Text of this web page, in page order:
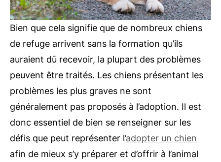
Bien que cela signifie que de nombreux chiens
de refuge arrivent sans la formation qu’ils
auraient dû recevoir, la plupart des problèmes
peuvent être traités. Les chiens présentant les
problèmes les plus graves ne sont
généralement pas proposés à l’adoption. Il est
donc essentiel de bien se renseigner sur les
défis que peut représenter l’adopter un chien
afin de mieux s’y préparer et d’offrir à l’animal